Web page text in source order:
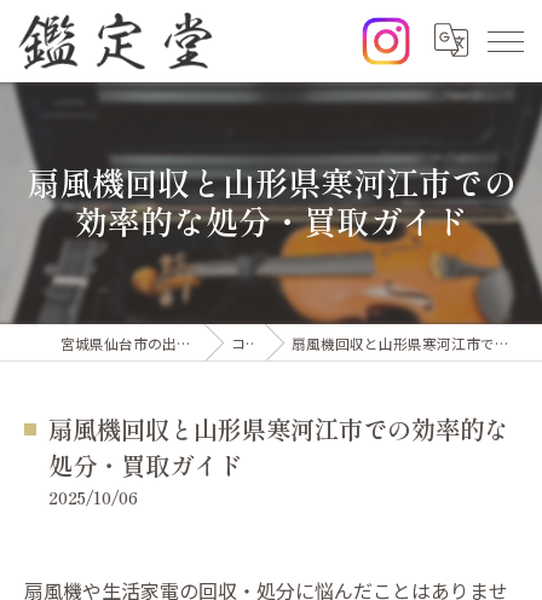
扇風機回収と山形県寒河江市での
効率的な処分・買取ガイド
宮城県仙台市の出張買取なら鑑定堂 コラム 扇風機回収と山形県寒河江市での効率的な処分・買取ガイド
扇風機回収と山形県寒河江市での効率的な
処分・買取ガイド
2025/10/06
扇風機や生活家電の回収・処分に悩んだことはありませ